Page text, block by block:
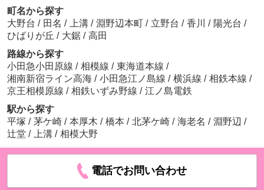
町名から探す
大野台 / 田名 / 上溝 / 淵野辺本町 / 立野台 / 香川 / 陽光台 /
ひばりが丘 / 大鋸 / 高田
路線から探す
小田急小田原線 / 相模線 / 東海道本線 /
湘南新宿ライン高海 / 小田急江ノ島線 / 横浜線 / 相鉄本線 /
京王相模原線 / 相鉄いずみ野線 / 江ノ島電鉄
駅から探す
平塚 / 茅ケ崎 / 本厚木 / 橋本 / 北茅ケ崎 / 海老名 / 淵野辺 /
辻堂 / 上溝 / 相模大野
電話でお問い合わせ